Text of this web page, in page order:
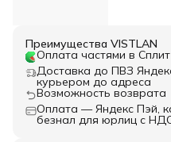
Преимущества VISTLAN
Оплата частями в Сплит
Доставка до ПВЗ
курьером до адреса
Возможность возврата
Оплата — Яндекс Пэй,
безнал для юрлиц с